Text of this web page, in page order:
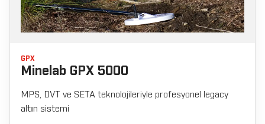
GPX
Minelab GPX 5000
MPS, DVT ve SETA teknolojileriyle profesyonel legacy
altın sistemi